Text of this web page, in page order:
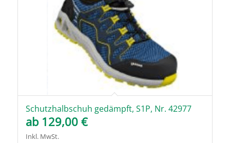
Schutzhalbschuh gedämpft, S1P, Nr. 42977
ab 129,00 €
Inkl. MwSt.